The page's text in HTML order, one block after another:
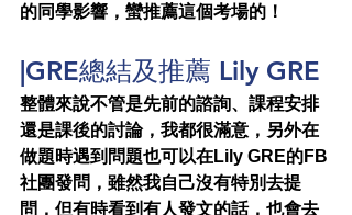
的同學影響，蠻推薦這個考場的！
|GRE總結及推薦 Lily GRE
整體來說不管是先前的諮詢、課程安排
還是課後的討論，我都很滿意，另外在
做題時遇到問題也可以在Lily GRE的FB
社團發問，雖然我自己沒有特別去提
問，但有時看到有人發文的話，也會去